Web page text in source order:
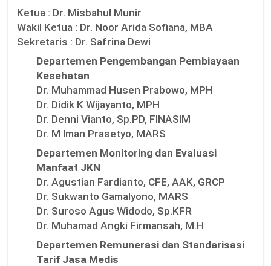
Ketua : Dr. Misbahul Munir
Wakil Ketua : Dr. Noor Arida Sofiana, MBA
Sekretaris : Dr. Safrina Dewi
Departemen Pengembangan Pembiayaan
Kesehatan
Dr. Muhammad Husen Prabowo, MPH
Dr. Didik K Wijayanto, MPH
Dr. Denni Vianto, Sp.PD, FINASIM
Dr. M Iman Prasetyo, MARS
Departemen Monitoring dan Evaluasi
Manfaat JKN
Dr. Agustian Fardianto, CFE, AAK, GRCP
Dr. Sukwanto Gamalyono, MARS
Dr. Suroso Agus Widodo, Sp.KFR
Dr. Muhamad Angki Firmansah, M.H
Departemen Remunerasi dan Standarisasi
Tarif Jasa Medis